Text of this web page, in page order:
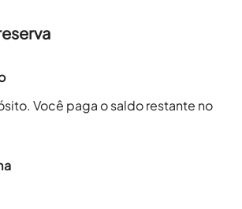
Você paga o saldo restante no